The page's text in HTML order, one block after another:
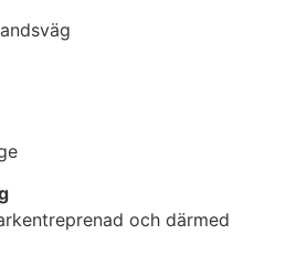
och därmed